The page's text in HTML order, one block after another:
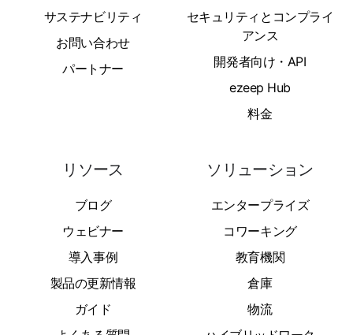
サステナビリティ
お問い合わせ
パートナー
セキュリティとコンプライ
アンス
開発者向け・API
ezeep Hub
料金
リソース
ブログ
ウェビナー
導入事例
製品の更新情報
ガイド
ソリューション
エンタープライズ
コワーキング
教育機関
倉庫
物流